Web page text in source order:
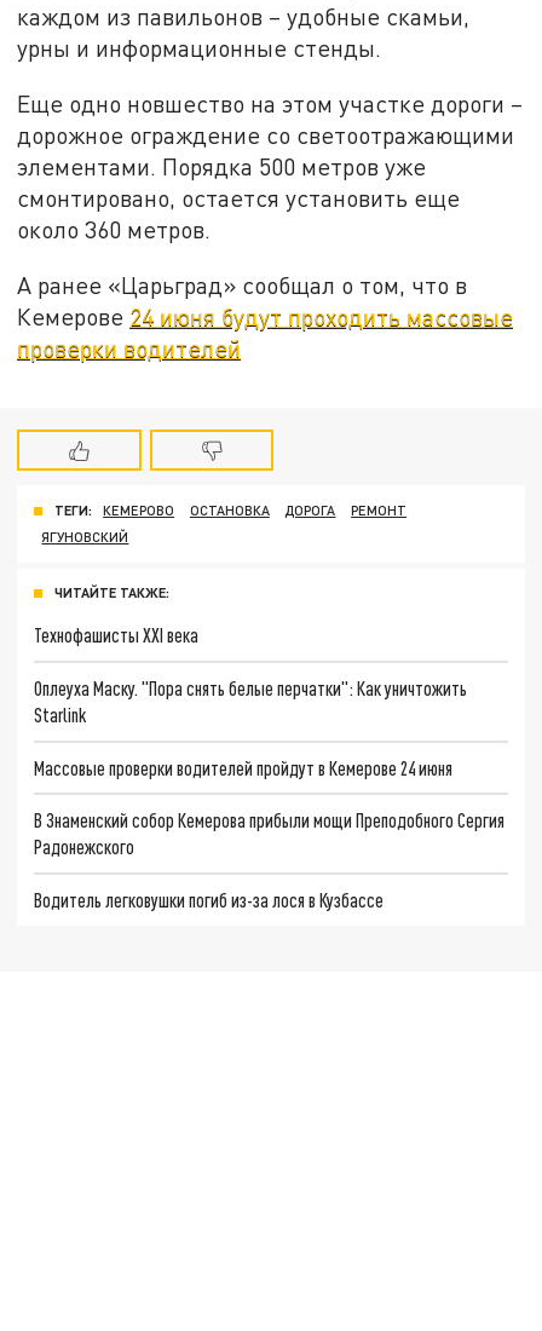
каждом из павильонов – удобные скамьи,
урны и информационные стенды.
Еще одно новшество на этом участке дороги –
дорожное ограждение со светоотражающими
элементами. Порядка 500 метров уже
смонтировано, остается установить еще
около 360 метров.
А ранее «Царьград» сообщал о том, что в
Кемерове 24 июня будут проходить массовые
проверки водителей
ТЕГИ: КЕМЕРОВО ОСТАНОВКА ДОРОГА
РЕМОНТ
ЯГУНОВСКИЙ
ЧИТАЙТЕ ТАКЖЕ:
Технофашисты XXI века
Оплеуха Маску. "Пора снять белые перчатки": Как уничтожить
Starlink
Массовые проверки водителей пройдут в Кемерове 24 июня
В Знаменский собор Кемерова прибыли мощи Преподобного Сергия
Радонежского
Водитель легковушки погиб из-за лося в Кузбассе